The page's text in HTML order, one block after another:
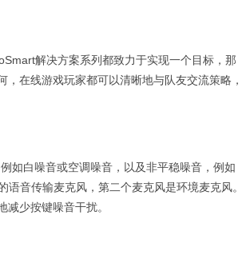
解决方案系列都致力于实现一个目标，那
在线游戏玩家都可以清晰地与队友交流策略，
如白噪音或空调噪音，以及非平稳噪音，例如
音传输麦克风，第二个麦克风是环境麦克风。
少按键噪音干扰。